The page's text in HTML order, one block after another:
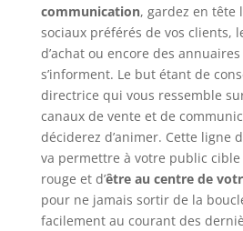
communication, gardez en tête
sociaux préférés de vos clients,
d’achat ou encore des
s’informent. Le but étant de
directrice qui vous ressemble
canaux de vente et de
déciderez d’animer. Cette ligne
va permettre à votre public cible
rouge et d’être au centre de
pour ne jamais sortir de la
facilement au courant des